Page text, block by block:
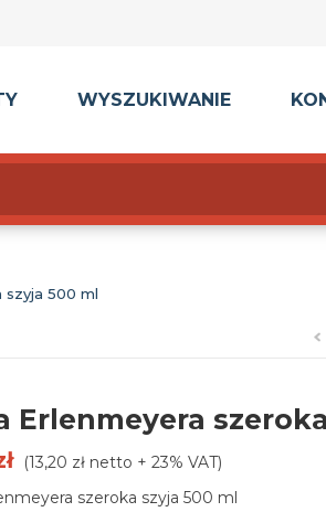
WYSZUKIWANIE
szyja 500 ml
Erlenmeyera
(13,20 zł netto + 23% VAT)
szeroka szyja 500 ml